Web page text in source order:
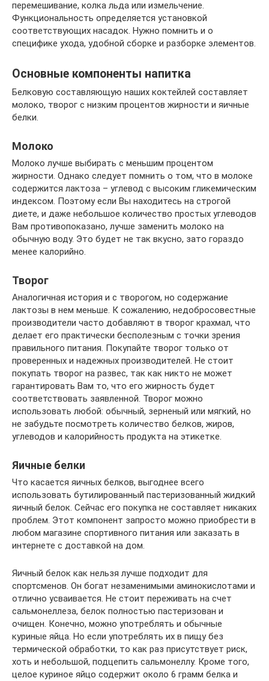
перемешивание, колка льда или измельчение.
Функциональность определяется установкой
соответствующих насадок. Нужно помнить и о
специфике ухода, удобной сборке и разборке элементов.
Основные компоненты напитка
Белковую составляющую наших коктейлей составляет
молоко, творог с низким процентов жирности и яичные
белки.
Молоко
Молоко лучше выбирать с меньшим процентом
жирности. Однако следует помнить о том, что в молоке
содержится лактоза – углевод с высоким гликемическим
индексом. Поэтому если Вы находитесь на строгой
диете, и даже небольшое количество простых углеводов
Вам противопоказано, лучше заменить молоко на
обычную воду. Это будет не так вкусно, зато гораздо
менее калорийно.
Творог
Аналогичная история и с творогом, но содержание
лактозы в нем меньше. К сожалению, недобросовестные
производители часто добавляют в творог крахмал, что
делает его практически бесполезным с точки зрения
правильного питания. Покупайте творог только от
проверенных и надежных производителей. Не стоит
покупать творог на развес, так как никто не может
гарантировать Вам то, что его жирность будет
соответствовать заявленной. Творог можно
использовать любой: обычный, зерненый или мягкий, но
не забудьте посмотреть количество белков, жиров,
углеводов и калорийность продукта на этикетке.
Яичные белки
Что касается яичных белков, выгоднее всего
использовать бутилированный пастеризованный жидкий
яичный белок. Сейчас его покупка не составляет никаких
проблем. Этот компонент запросто можно приобрести в
любом магазине спортивного питания или заказать в
интернете с доставкой на дом.
Яичный белок как нельзя лучше подходит для
спортсменов. Он богат незаменимыми аминокислотами и
отлично усваивается. Не стоит переживать на счет
сальмонеллеза, белок полностью пастеризован и
очищен. Конечно, можно употреблять и обычные
куриные яйца. Но если употреблять их в пищу без
термической обработки, то как раз присутствует риск,
хоть и небольшой, подцепить сальмонеллу. Кроме того,
целое куриное яйцо содержит около 6 грамм белка и